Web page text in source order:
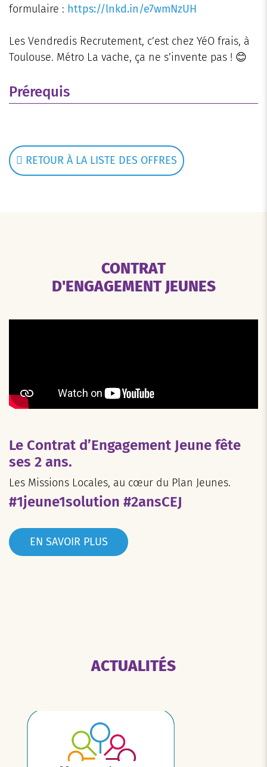
formulaire : https://lnkd.in/e7wmNzUH
Les Vendredis Recrutement, c’est chez YéO frais, à
Toulouse. Métro La vache, ça ne s’invente pas ! 😊
Prérequis
RETOUR À LA LISTE DES OFFRES
CONTRAT
D'ENGAGEMENT JEUNES
Le Contrat d’Engagement Jeune fête
ses 2 ans.
Les Missions Locales, au cœur du Plan Jeunes.
#1jeune1solution #2ansCEJ
EN SAVOIR PLUS
ACTUALITÉS